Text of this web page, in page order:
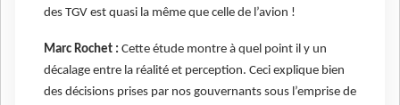
des TGV est quasi la même que celle de l’avion !
Marc Rochet : Cette étude montre à quel point il y un
décalage entre la réalité et perception. Ceci explique bien
des décisions prises par nos gouvernants sous l’emprise de